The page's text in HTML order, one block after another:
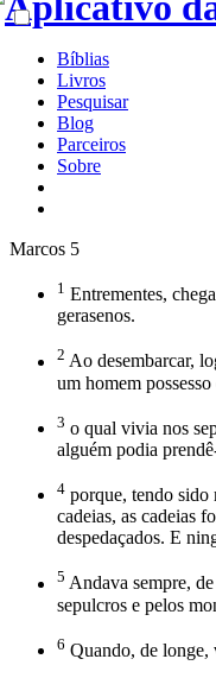
Bíblias
Livros
Pesquisar
Blog
Parceiros
Sobre
Marcos 5
1 Entrementes,
gerasenos.
2 Ao desembarcar,
um homem
3 o qual vivia nos
alguém podia
4 porque, tendo sido
cadeias, as cadeias
despedaçados. E
5 Andava sempre,
sepulcros e pelos
6 Quando, de longe,